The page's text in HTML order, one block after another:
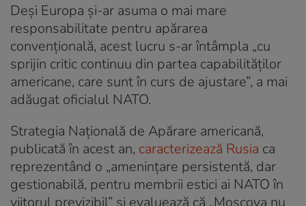
Deși Europa și-ar asuma o mai mare
responsabilitate pentru apărarea
convențională, acest lucru s-ar întâmpla „cu
sprijin critic continuu din partea capabilităților
americane, care sunt în curs de ajustare”, a mai
adăugat oficialul NATO.
Strategia Națională de Apărare americană,
publicată în acest an, caracterizează Rusia ca
reprezentând o „amenințare persistentă, dar
gestionabilă, pentru membrii estici ai NATO în
viitorul previzibil” și evaluează că „Moscova nu